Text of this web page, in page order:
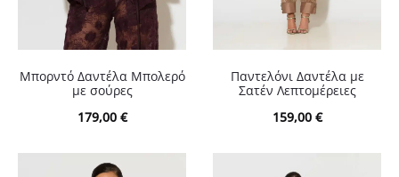
Μπορντό Δαντέλα Μπολερό
με σούρες
179,00 €
Παντελόνι Δαντέλα με
Σατέν Λεπτομέρειες
159,00 €